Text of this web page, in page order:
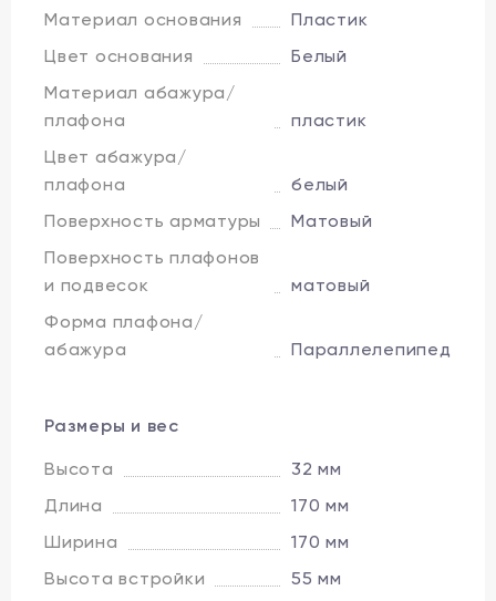
Материал основания
Пластик
Цвет основания
Белый
Материал абажура/
плафона
пластик
Цвет абажура/
плафона
белый
Поверхность арматуры
Матовый
Поверхность плафонов
и подвесок
матовый
Форма плафона/
абажура
Параллелепипед
Размеры и вес
Высота
32 мм
Длина
170 мм
Ширина
170 мм
Высота встройки
55 мм